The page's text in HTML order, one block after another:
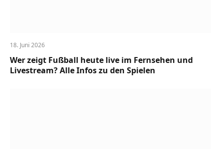
18. Juni 2026
Wer zeigt Fußball heute live im Fernsehen und
Livestream? Alle Infos zu den Spielen